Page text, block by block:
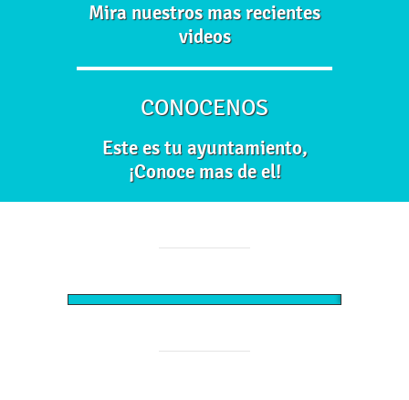
Mira nuestros mas recientes
videos
CONOCENOS
Este es tu ayuntamiento,
¡Conoce mas de el!
DE AGUA POTABLE DE